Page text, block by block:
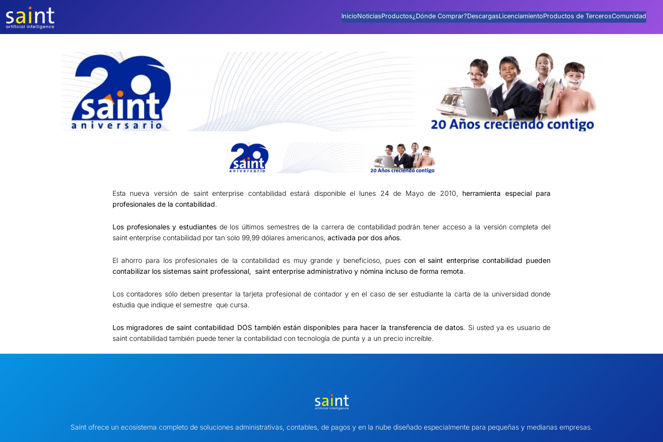
contenido
InicioNoticiasProductos¿Dónde Comprar?DescargasLicenciamientoProductos de TercerosComunidad
Esta nueva versión de saint enterprise contabilidad estará disponible el lunes 24 de Mayo de 2010, herramienta especial para
profesionales de la contabilidad.
Los profesionales y estudiantesde los últimos semestres de la carrera de contabilidad podrán tener acceso a la versión completa del
saint enterprise contabilidad por tan solo 99,99 dólares americanos, activada por dos años.
El ahorro para los profesionales de la contabilidad es muy grande y beneficioso, pues con el saint enterprise contabilidad pueden
contabilizar los sistemas saint professional, saint enterprise administrativo y nómina incluso de forma remota.
Los contadores sólo deben presentar la tarjeta profesional de contador y en el caso de ser estudiante la carta de la universidad donde
estudia que indique el semestre que cursa.
Los migradores de saint contabilidad DOS también están disponibles para hacer la transferencia de datos. Si usted ya es usuario de
saint contabilidad también puede tener la contabilidad con tecnología de punta y a un precio increíble.
Saint ofrece un ecosistema completo de soluciones administrativas, contables, de pagos y en la nube diseñado especialmente para pequeñas y medianas empresas.